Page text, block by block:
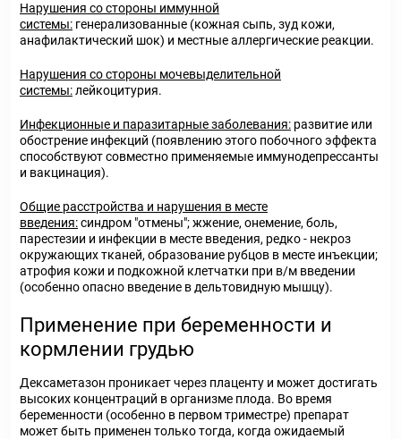
Нарушения со стороны иммунной
системы: генерализованные (кожная сыпь, зуд кожи,
анафилактический шок) и местные аллергические реакции.
Нарушения со стороны мочевыделительной
системы:лейкоцитурия.
Инфекционные и паразитарные заболевания: развитие или
обострение инфекций (появлению этого побочного эффекта
способствуют совместно применяемые иммунодепрессанты
и вакцинация).
Общие расстройства и нарушения в месте
введения:синдром "отмены"; жжение, онемение, боль,
парестезии и инфекции в месте введения, редко - некроз
окружающих тканей, образование рубцов в месте инъекции;
атрофия кожи и подкожной клетчатки при в/м введении
(особенно опасно введение в дельтовидную мышцу).
Применение при беременности и
кормлении грудью
Дексаметазон проникает через плаценту и может достигать
высоких концентраций в организме плода. Во время
беременности (особенно в первом триместре) препарат
может быть применен только тогда, когда ожидаемый